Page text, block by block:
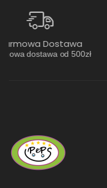
Nasz asortyment składa